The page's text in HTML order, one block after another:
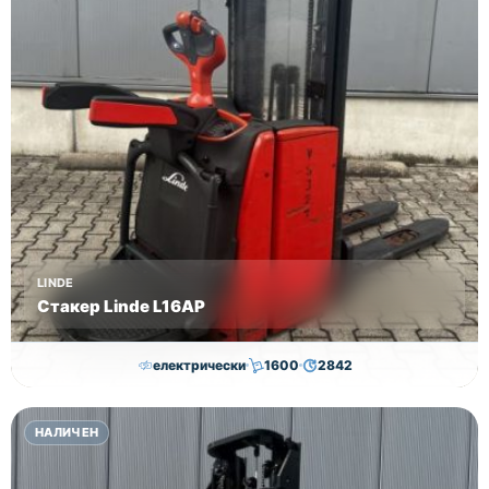
LINDE
Стакер Linde L16AP
електрически 1600 2842
8,000.00€7,800.00€
Височина Година Състояние
втора употреба
НАЛИЧЕН